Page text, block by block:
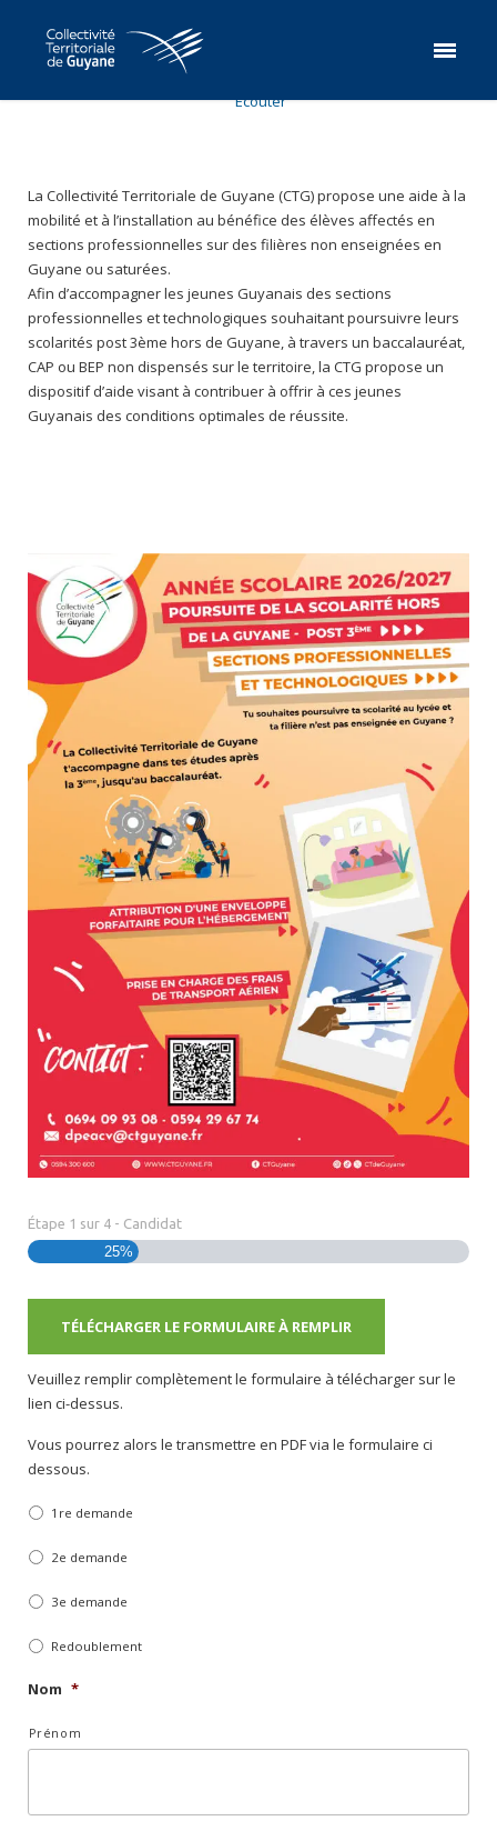
Ecouter
La Collectivité Territoriale de Guyane (CTG) propose une aide à la
mobilité et à l’installation au bénéfice des élèves affectés en
sections professionnelles sur des filières non enseignées en
Guyane ou saturées.
Afin d’accompagner les jeunes Guyanais des sections
professionnelles et technologiques souhaitant poursuivre leurs
scolarités post 3ème hors de Guyane, à travers un baccalauréat,
CAP ou BEP non dispensés sur le territoire, la CTG propose un
dispositif d’aide visant à contribuer à offrir à ces jeunes
Guyanais des conditions optimales de réussite.
Étape 1 sur 4 - Candidat
25%
TÉLÉCHARGER LE FORMULAIRE À REMPLIR
Veuillez remplir complètement le formulaire à télécharger sur le
lien ci-dessus.
Vous pourrez alors le transmettre en PDF via le formulaire ci
dessous.
* 1re demande
2e demande
3e demande
Redoublement
Nom *
Prénom